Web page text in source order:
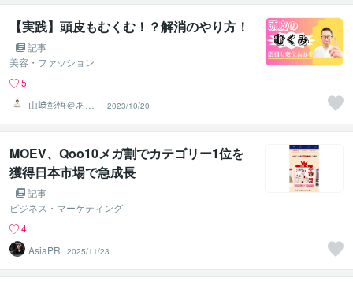
【実践】頭皮もむくむ！？解消のやり方！
記事
美容・ファッション
5
山﨑彰悟＠あな
たの頭髪のお悩
み解決美容師
2023/10/20
MOEV、Qoo10メガ割でカテゴリー1位を
獲得日本市場で急成長
記事
ビジネス・マーケティング
4
AsiaPR
2025/11/23